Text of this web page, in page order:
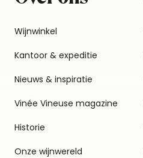
Wijnwinkel
Kantoor & expeditie
Nieuws & inspiratie
Vinée Vineuse magazine
Historie
Onze wijnwereld